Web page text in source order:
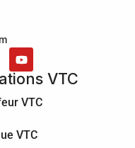
VTC
VTC
VTC